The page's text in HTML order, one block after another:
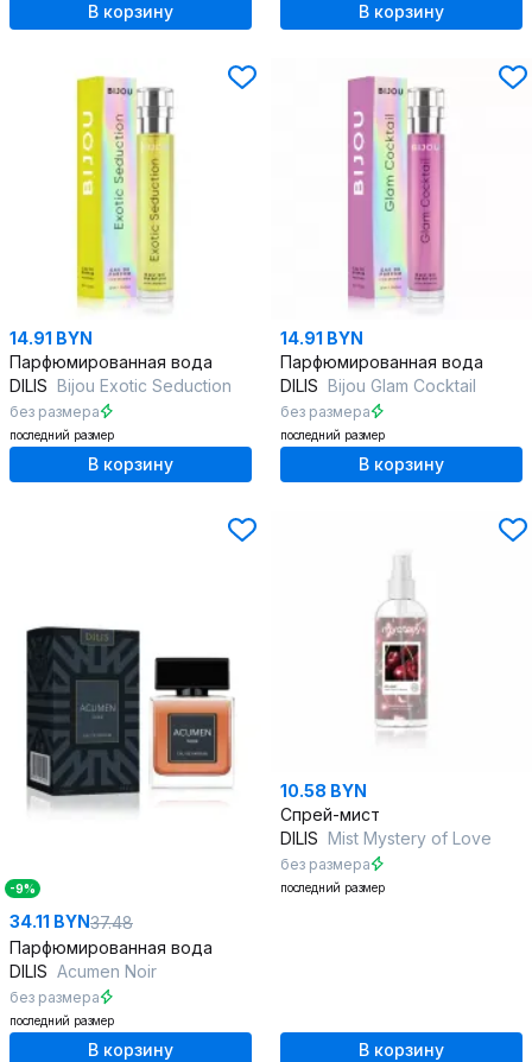
В корзину В корзину
14.91 BYN
Парфюмированная вода
DILIS Bijou Exotic Seduction
без размера
последний размер
В корзину
14.91 BYN
Парфюмированная вода
DILIS Bijou Glam Cocktail
без размера
последний размер
В корзину
-9%
34.11 BYN37.48
Парфюмированная вода
DILIS Acumen Noir
без размера
последний размер
В корзину
10.58 BYN
Спрей-мист
DILIS Mist Mystery of Love
без размера
последний размер
В корзину